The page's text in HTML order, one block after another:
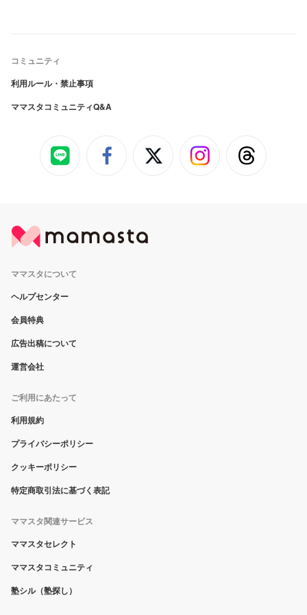
コミュニティ
利用ルール・禁止事項
ママスタコミュニティQ&A
ママスタについて
ヘルプセンター
会員特典
広告出稿について
運営会社
ご利用にあたって
利用規約
プライバシーポリシー
クッキーポリシー
特定商取引法に基づく表記
ママスタ関連サービス
ママスタセレクト
ママスタコミュニティ
塾シル（塾探し）